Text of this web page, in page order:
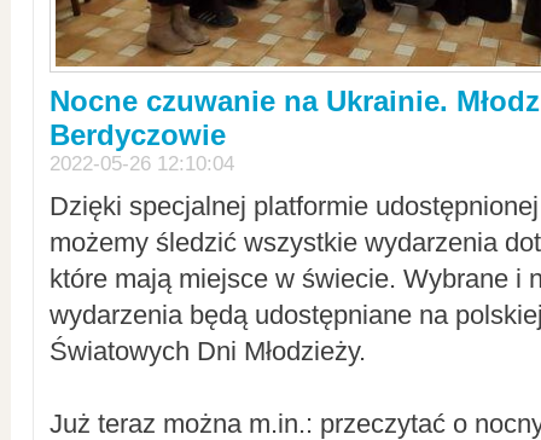
Nocne czuwanie na Ukrainie.
Berdyczowie
2022-05-26 12:10:04
Dzięki specjalnej platformie
możemy śledzić wszystkie wydarzenia
które mają miejsce w świecie. Wybrane i
wydarzenia będą udostępniane na
Światowych Dni Młodzieży.
Już teraz można m.in.: przeczytać o